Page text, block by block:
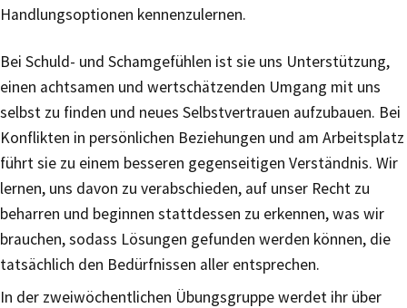
Handlungsoptionen kennenzulernen.
Bei Schuld- und Schamgefühlen ist sie uns Unterstützung,
einen achtsamen und wertschätzenden Umgang mit uns
selbst zu finden und neues Selbstvertrauen aufzubauen. Bei
Konflikten in persönlichen Beziehungen und am Arbeitsplatz
führt sie zu einem besseren gegenseitigen Verständnis. Wir
lernen, uns davon zu verabschieden, auf unser Recht zu
beharren und beginnen stattdessen zu erkennen, was wir
brauchen, sodass Lösungen gefunden werden können, die
tatsächlich den Bedürfnissen aller entsprechen.
In der zweiwöchentlichen Übungsgruppe werdet ihr über